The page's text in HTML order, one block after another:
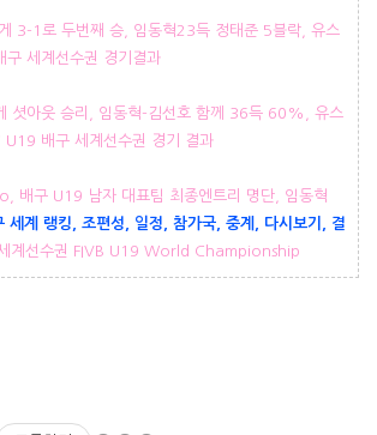
3-1로 두번째 승, 임동혁23득 정태준 5블락, 유스
세계선수권 경기결과
셧아웃 승리, 임동혁-김선호 함께 36득 60%, 유스
배구 세계선수권 경기 결과
배구 U19 남자 대표팀 최종엔트리 명단, 임동혁
세계 랭킹, 조편성, 일정, 참가국, 중계, 다시보기, 결
계선수권 FIVB U19 World Championship